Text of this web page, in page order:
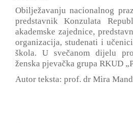
Obilježavanju nacionalnog
predstavnik Konzulata
akademske zajednice,
organizacija, studenati i
škola. U svečanom dijelu
ženska pjevačka grupa RKUD
Autor teksta: prof. dr Mira